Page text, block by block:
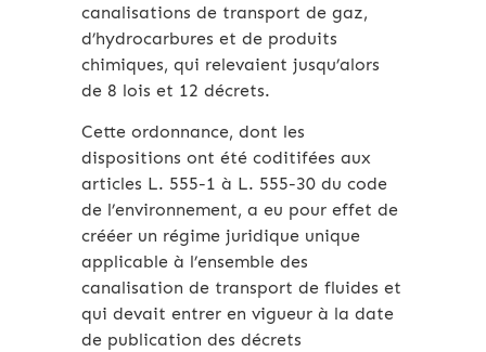
canalisations de transport de gaz,
d’hydrocarbures et de produits
chimiques, qui relevaient jusqu’alors
de 8 lois et 12 décrets.
Cette ordonnance, dont les
dispositions ont été coditifées aux
articles L. 555-1 à L. 555-30 du code
de l’environnement, a eu pour effet de
crééer un régime juridique unique
applicable à l’ensemble des
canalisation de transport de fluides et
qui devait entrer en vigueur à la date
de publication des décrets